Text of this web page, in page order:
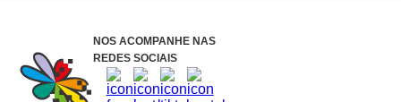
NOS ACOMPANHE NAS
REDES SOCIAIS